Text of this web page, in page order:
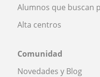
Alumnos que buscan
Alta centros
Comunidad
Novedades y Blog